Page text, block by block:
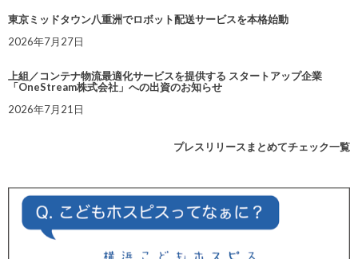
東京ミッドタウン八重洲でロボット配送サービスを本格始動
2026年7月27日
上組／コンテナ物流最適化サービスを提供する スタートアップ企業
「OneStream株式会社」への出資のお知らせ
2026年7月21日
プレスリリースまとめてチェック一覧